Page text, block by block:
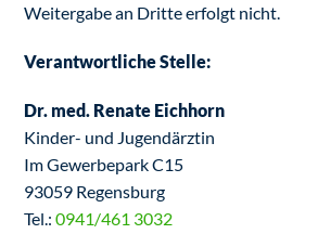
Weitergabe an Dritte erfolgt nicht.
Verantwortliche Stelle:
Dr. med. Renate Eichhorn
Kinder- und Jugendärztin
Im Gewerbepark C15
93059 Regensburg
Tel.:0941/461 3032